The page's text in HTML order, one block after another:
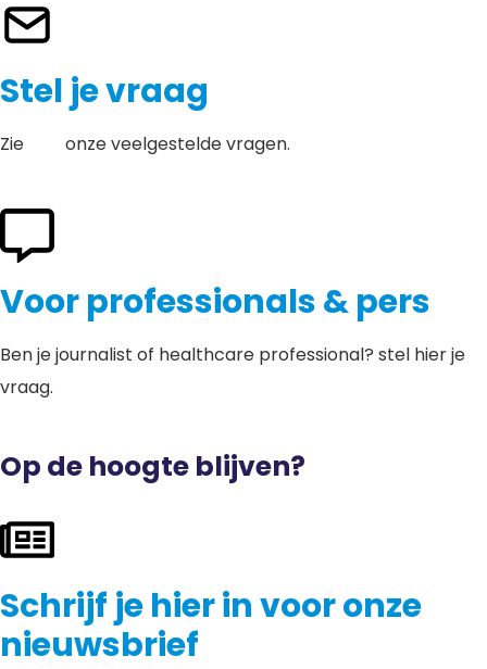
Stel je vraag
Zie onze veelgestelde vragen.
Voor professionals & pers
Ben je journalist of healthcare professional? stel hier je
vraag.
Op de hoogte blijven?
Schrijf je hier in voor onze
nieuwsbrief